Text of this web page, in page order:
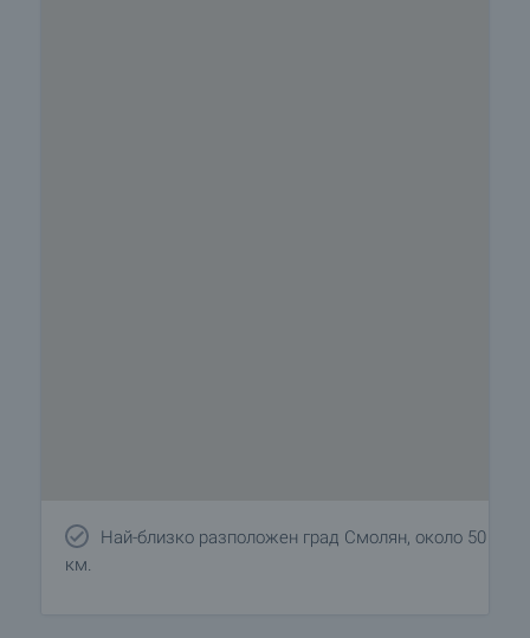
Най-близко разположен град Смолян, около 50
км.